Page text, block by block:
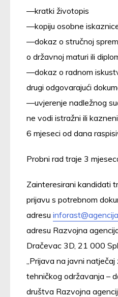
kratki životopis
kopiju osobne
dokaz o stručnoj
o državnoj maturi ili
dokaz o radnom
drugi odgovarajući
uvjerenje nadležnog
ne vodi istražni ili
6 mjeseci od dana
Probni rad traje 3
Zainteresirani kandidati
prijavu s potrebnom
adresu
adresu Razvojna
Dračevac 3D, 21 000
„Prijava na javni
tehničkog održavanja –
društva Razvojna